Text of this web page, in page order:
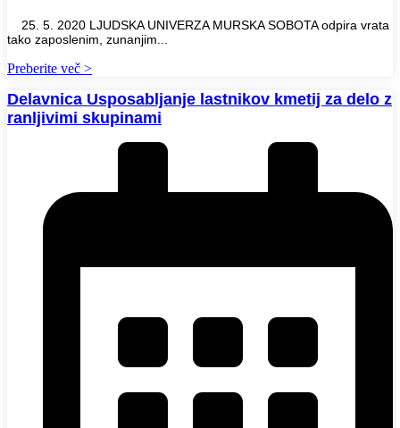
25. 5. 2020 LJUDSKA UNIVERZA MURSKA SOBOTA odpira vrata
tako zaposlenim, zunanjim...
Preberite več >
Delavnica Usposabljanje lastnikov kmetij za delo z
ranljivimi skupinami